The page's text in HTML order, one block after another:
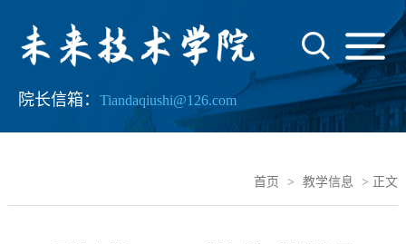
院长信箱： Tiandaqiushi@126.com
首页 > 教学信息 > 正文